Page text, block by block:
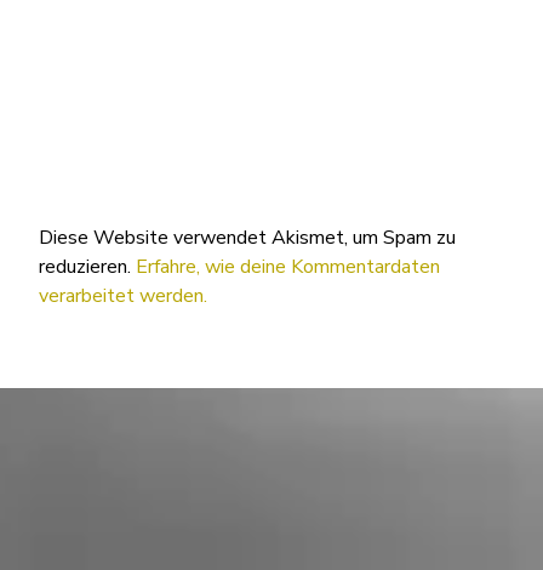
Diese Website verwendet Akismet, um Spam zu
reduzieren. Erfahre, wie deine Kommentardaten
verarbeitet werden.